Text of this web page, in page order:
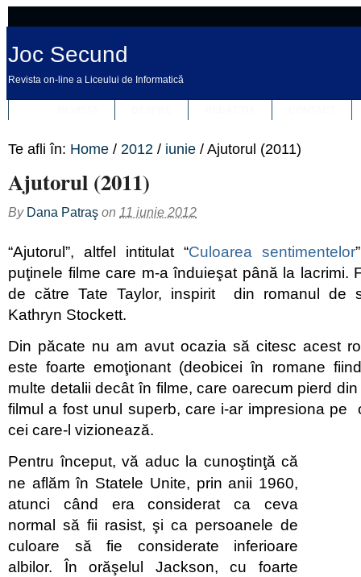
Joc Secund
Revista on-line a Liceului de Informatică
Te afli în: Home / 2012 / iunie / Ajutorul (2011)
Ajutorul (2011)
By Dana Patraş on 11 iunie 2012
“Ajutorul”, altfel intitulat “Culoarea sentimentelor
puţinele filme care m-a înduieşat până la lacrimi.
de către Tate Taylor, inspirit din romanul de
Kathryn Stockett.
Din păcate nu am avut ocazia să citesc acest
este foarte emoţionant (deobicei în romane
multe detalii decât în filme, care oarecum pierd
filmul a fost unul superb, care i-ar impresiona pe
cei care-l vizionează.
Pentru început, vă aduc la cunoştinţă că
ne aflăm în Statele Unite, prin anii 1960,
atunci când era considerat ca ceva
normal să fii rasist, şi ca persoanele de
culoare să fie considerate inferioare
albilor. În orăşelul Jackson, cu foarte